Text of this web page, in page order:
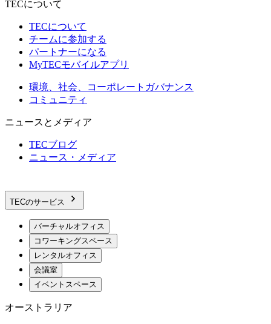
TECについて
TECについて
チームに参加する
パートナーになる
MyTECモバイルアプリ
環境、社会、コーポレートガバナンス
コミュニティ
ニュースとメディア
TECブログ
ニュース・メディア
TECのサービス
バーチャルオフィス
コワーキングスペース
レンタルオフィス
会議室
イベントスペース
オーストラリア